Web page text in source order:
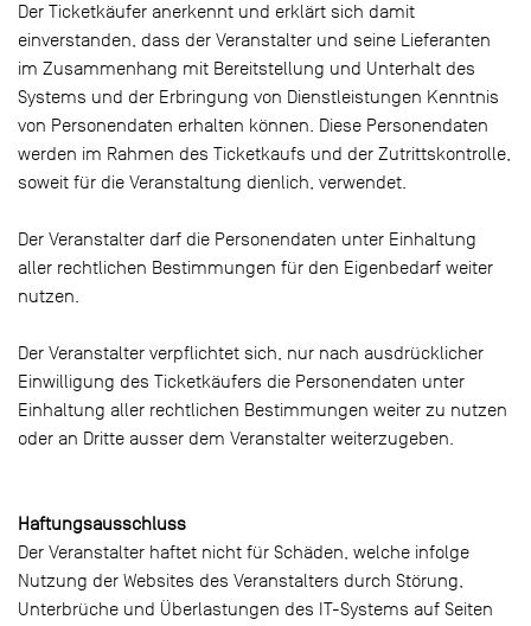
Der Ticketkäufer anerkennt und erklärt sich damit
einverstanden, dass der Veranstalter und seine Lieferanten
im Zusammenhang mit Bereitstellung und Unterhalt des
Systems und der Erbringung von Dienstleistungen Kenntnis
von Personendaten erhalten können. Diese Personendaten
werden im Rahmen des Ticketkaufs und der Zutrittskontrolle,
soweit für die Veranstaltung dienlich, verwendet.
Der Veranstalter darf die Personendaten unter Einhaltung
aller rechtlichen Bestimmungen für den Eigenbedarf weiter
nutzen.
Der Veranstalter verpflichtet sich, nur nach ausdrücklicher
Einwilligung des Ticketkäufers die Personendaten unter
Einhaltung aller rechtlichen Bestimmungen weiter zu nutzen
oder an Dritte ausser dem Veranstalter weiterzugeben.
Haftungsausschluss
Der Veranstalter haftet nicht für Schäden, welche infolge
Nutzung der Websites des Veranstalters durch Störung,
Unterbrüche und Überlastungen des IT-Systems auf Seiten